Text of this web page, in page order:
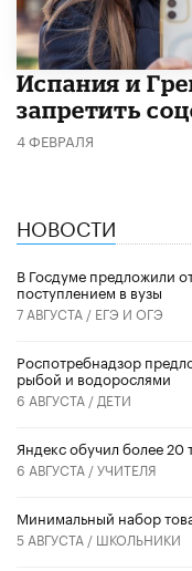
Испания и
запретить
4 ФЕВРАЛЯ
НОВОСТИ
В Госдуме предложили
поступлением в вузы
7 АВГУСТА / ЕГЭ И ОГЭ
Роспотребнадзор
рыбой и водорослями
6 АВГУСТА / ДЕТИ
​Яндекс обучил более 20
6 АВГУСТА /УЧИТЕЛЯ
Минимальный набор
5 АВГУСТА / ШКОЛЬНИКИ